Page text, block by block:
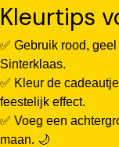
Kleurtips
✅ Gebruik rood,
Sinterklaas.
✅ Kleur de
feestelijk effect.
✅ Voeg een
maan. 🌙